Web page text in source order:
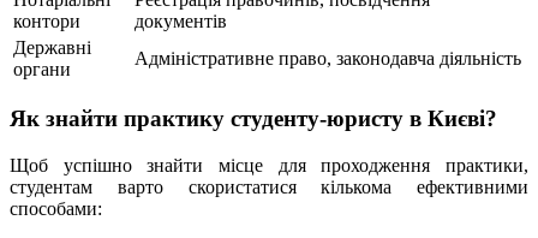
контори
документів
Державні
органи
Адміністративне право, законодавча діяльність
Як знайти практику студенту-юристу в Києві?
Щоб успішно знайти місце для проходження практики,
студентам варто скористатися кількома ефективними
способами: